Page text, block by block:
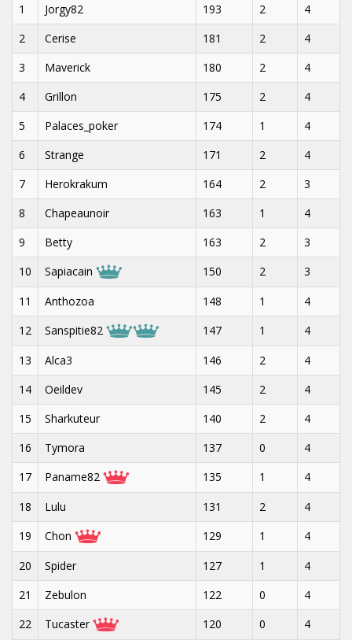
1
Jorgy82 193 2
4
2
Cerise 181 2
4
3
Maverick 180 2
4
4
Grillon 175 2
4
5
Palaces_poker 174 1
4
6
Strange 171 2
4
7
Herokrakum 164 2
3
8
Chapeaunoir 163 1
4
9
Betty 163 2
3
10
Sapiacain 150 2
3
11
Anthozoa 148 1
4
12
Sanspitie82 147 1
4
13
Alca3 146 2
4
14
Oeildev 145 2
4
15
Sharkuteur 140 2
4
16
Tymora 137 0
4
17
Paname82 135 1
4
18
Lulu 131 2
4
19
Chon 129 1
4
20
Spider 127 1
4
21
Zebulon 122 0
4
22
Tucaster 120 0
4